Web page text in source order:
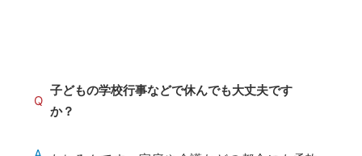
Q
子どもの学校行事などで休んでも大丈夫です
か？